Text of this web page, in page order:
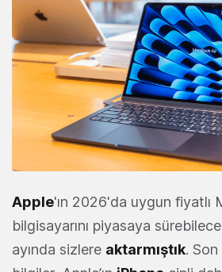
Apple'ın 2026'da uygun fiyatlı
bilgisayarını piyasaya
ayında sizlere aktarmıştık.